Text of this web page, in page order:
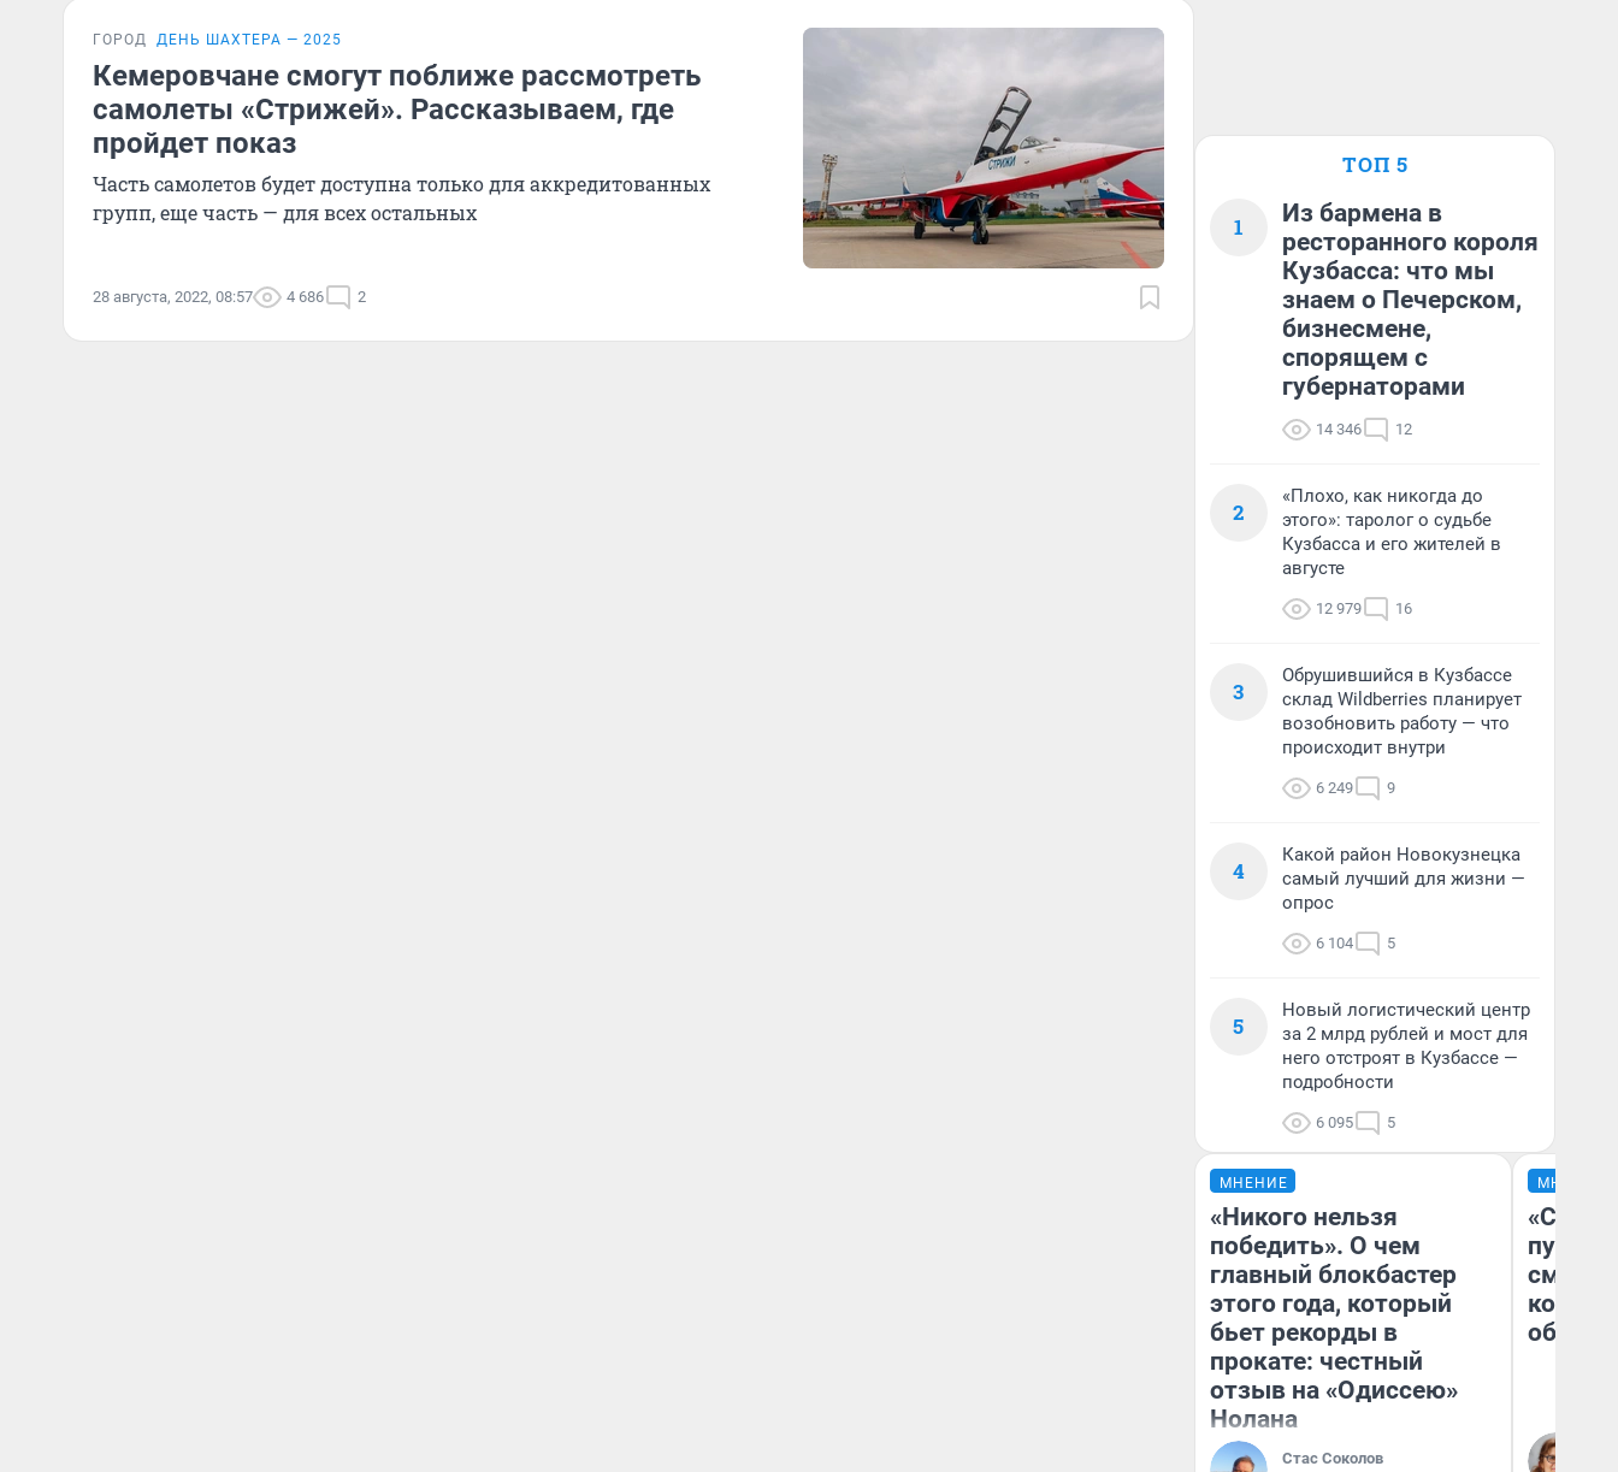
ГОРОД ДЕНЬ ШАХТЕРА — 2025
Кемеровчане смогут поближе рассмотреть
самолеты «Стрижей». Рассказываем, где
пройдет показ
Часть самолетов будет доступна только для аккредитованных
групп, еще часть — для всех остальных
28 августа, 2022, 08:57 4 686 2
ТОП 5
1
Из бармена в
ресторанного короля
Кузбасса: что мы
знаем о Печерском,
бизнесмене,
спорящем с
губернаторами
14 346 12
2
«Плохо, как никогда до
этого»: таролог о судьбе
Кузбасса и его жителей в
августе
12 979 16
3
Обрушившийся в Кузбассе
склад Wildberries планирует
возобновить работу — что
происходит внутри
6 249 9
4
Какой район Новокузнецка
самый лучший для жизни —
опрос
6 104 5
5
Новый логистический центр
за 2 млрд рублей и мост для
него отстроят в Кузбассе —
подробности
6 095 5
МНЕНИЕ
«Никого нельзя
победить». О чем
главный блокбастер
этого года, который
бьет рекорды в
прокате: честный
отзыв на «Одиссею»
Нолана
Стас Соколов
МНЕНИЕ